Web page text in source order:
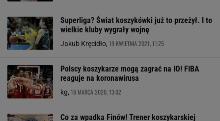
Superliga? Świat koszykówki już to przeżył. I to
wielkie kluby wygrały wojnę
Jakub Kręcidło, 19 KWIETNIA 2021, 11:25
Polscy koszykarze mogą zagrać na IO! FIBA
reaguje na koronawirusa
kg, 18 MARCA 2020, 13:02
Co za wpadka Finów! Trener koszykarskiej